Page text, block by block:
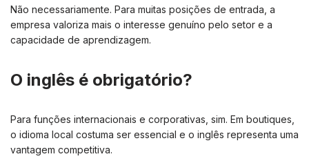
Não necessariamente. Para muitas posições de entrada, a
empresa valoriza mais o interesse genuíno pelo setor e a
capacidade de aprendizagem.
O inglês é obrigatório?
Para funções internacionais e corporativas, sim. Em boutiques,
o idioma local costuma ser essencial e o inglês representa uma
vantagem competitiva.